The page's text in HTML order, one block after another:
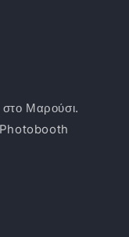
στο Μαρούσι.
Photobooth